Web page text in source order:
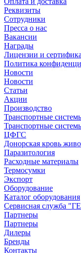
Реквизиты
Сотрудники
Пресса о нас
Вакансии
Награды
Лицензии и
Политика
Новости
Новости
Статьи
Акции
Производство
Транспортные
Транспортные
ЦФГС
Донорская кровь
Паразитология
Расходные материалы
Термосумки
Экспорт
Оборудование
Каталог оборудования
Сервисная служба
Партнеры
Партнеры
Дилеры
Бренды
Контакты